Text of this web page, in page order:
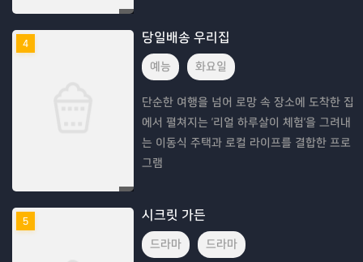
4 당일배송 우리집
예능 화요일
단순한 여행을 넘어 로망 속 장소에 도착한 집
에서 펼쳐지는 '리얼 하루살이 체험'을 그려내
는 이동식 주택과 로컬 라이프를 결합한 프로
그램
5 시크릿 가든
드라마 드라마